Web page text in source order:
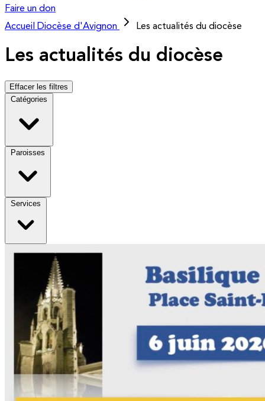
Faire un don
Accueil
Diocèse d'Avignon Les actualités du diocèse
Les actualités du diocèse
Effacer les filtres
Catégories
Paroisses
Services